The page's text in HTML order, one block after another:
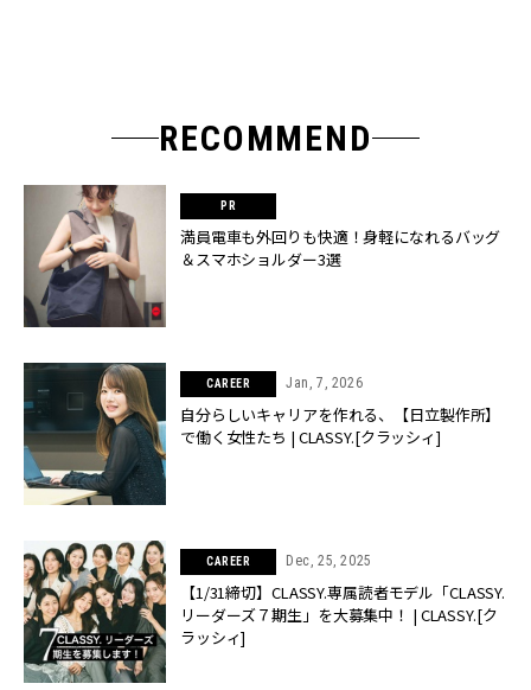
RECOMMEND
満員電車も外回りも快適！身軽になれるバッグ
＆スマホショルダー3選
CAREER Jan, 7, 2026
自分らしいキャリアを作れる、【日立製作所】
で働く女性たち | CLASSY.[クラッシィ]
CAREER Dec, 25, 2025
【1/31締切】CLASSY.専属読者モデル「CLASSY.
リーダーズ７期生」を大募集中！ | CLASSY.[ク
ラッシィ]